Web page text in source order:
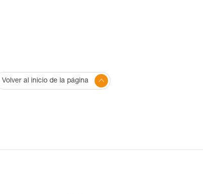
Volver al inicio de la página